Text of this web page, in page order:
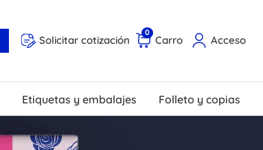
Solicitar cotización Carro
0
Acceso
Etiquetas y embalajes Folleto y copias